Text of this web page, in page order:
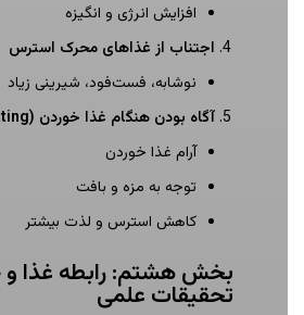
افزایش انرژی و انگیزه
اجتناب از غذاهای محرک استرس
نوشابه، فست‌فود، شیرینی زیاد
آگاه بودن هنگام غذا خوردن (Mindful Eating)
آرام غذا خوردن
توجه به مزه و بافت
کاهش استرس و لذت بیشتر
بخش هشتم: رابطه غذا و
تحقیقات علمی